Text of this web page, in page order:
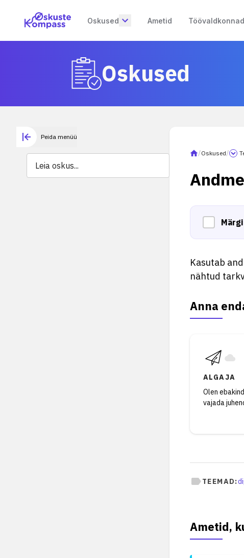
Oskused Ametid Töövaldkonnad
Oskused
Peida menüü
/Oskused/
Kasutab
nähtud
Anna
ALGAJA
Olen
vajada
TEEMAD:
Ametid,